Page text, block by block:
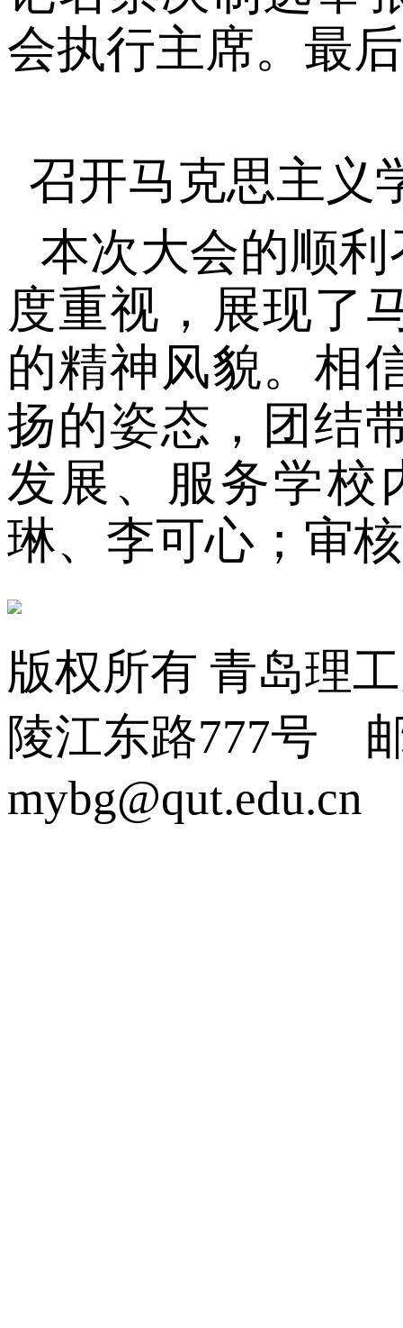
会执行主席。最
召开马克思主义
本次大会的顺
度重视，展现了
的精神风貌。相
扬的姿态，团结
发展、服务学校
琳、李可心；审
版权所有 青岛理
陵江东路777号
mybg@qut.edu.cn